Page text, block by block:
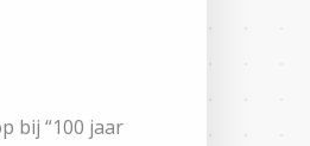
bij “100 jaar